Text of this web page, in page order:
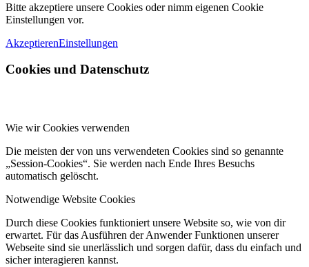
Bitte akzeptiere unsere Cookies oder nimm eigenen Cookie
Einstellungen vor.
AkzeptierenEinstellungen
Cookies und Datenschutz
Wie wir Cookies verwenden
Die meisten der von uns verwendeten Cookies sind so genannte
„Session-Cookies“. Sie werden nach Ende Ihres Besuchs
automatisch gelöscht.
Notwendige Website Cookies
Durch diese Cookies funktioniert unsere Website so, wie von dir
erwartet. Für das Ausführen der Anwender Funktionen unserer
Webseite sind sie unerlässlich und sorgen dafür, dass du einfach und
sicher interagieren kannst.